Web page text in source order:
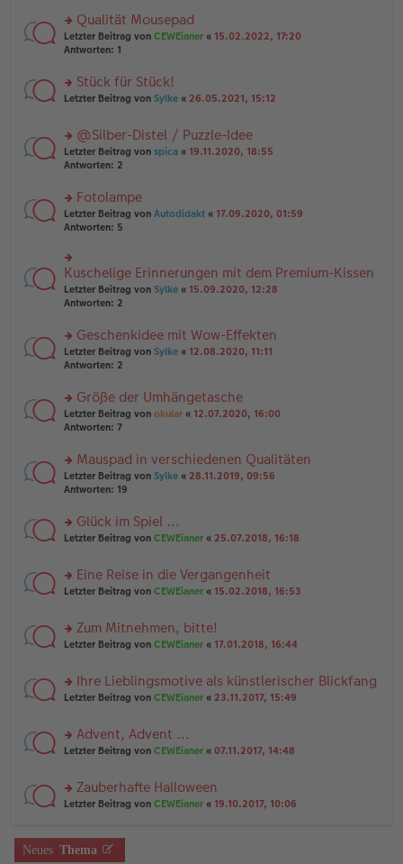
tr
a
g
e
n
er
tr
a
n
g
el
e
n
ei
tr
a
rs
te
n
g
es
e
n
er
ei
tr
a
Qualität Mousepad
Letzter Beitrag von CEWEianer « 15.02.2022, 17:20
Antworten: 1
rs
u
n
g
es
e
n
er
ei
tr
a
g
Stück für Stück!
Letzter Beitrag von Sylke « 26.05.2021, 15:12
rs
te
n
g
el
e
n
er
B
a
g
@Silber-Distel / Puzzle-Idee
Letzter Beitrag von spica « 19.11.2020, 18:55
Antworten: 2
rs
te
u
n
g
el
es
n
er
B
a
g
Fotolampe
Letzter Beitrag von Autodidakt « 17.09.2020, 01:59
Antworten: 5
rs
te
r
g
el
es
n
er
B
ei
a
g
Kuschelige Erinnerungen mit dem Premium-Kissen
Letzter Beitrag von Sylke « 15.09.2020, 12:28
Antworten: 2
rs
te
n
g
el
e
n
er
tr
a
Geschenkidee mit Wow-Effekten
Letzter Beitrag von Sylke « 12.08.2020, 11:11
Antworten: 2
rs
te
n
g
el
e
n
ei
tr
Größe der Umhängetasche
Letzter Beitrag von okular « 12.07.2020, 16:00
Antworten: 7
rs
te
n
g
es
e
n
B
ei
tr
g
Mauspad in verschiedenen Qualitäten
Letzter Beitrag von Sylke « 28.11.2019, 09:56
Antworten: 19
rs
u
n
es
e
B
ei
g
Glück im Spiel ...
Letzter Beitrag von CEWEianer « 25.07.2018, 16:18
rs
u
n
es
e
B
ei
g
Eine Reise in die Vergangenheit
Letzter Beitrag von CEWEianer « 15.02.2018, 16:53
rs
u
n
es
e
B
ei
g
Zum Mitnehmen, bitte!
Letzter Beitrag von CEWEianer « 17.01.2018, 16:44
rs
u
n
es
e
B
ei
Ihre Lieblingsmotive als künstlerischer Blickfang
Letzter Beitrag von CEWEianer « 23.11.2017, 15:49
rs
u
n
es
e
Advent, Advent ...
Letzter Beitrag von CEWEianer « 07.11.2017, 14:48
rs
u
n
Zauberhafte Halloween
Letzter Beitrag von CEWEianer « 19.10.2017, 10:06
Neues Thema